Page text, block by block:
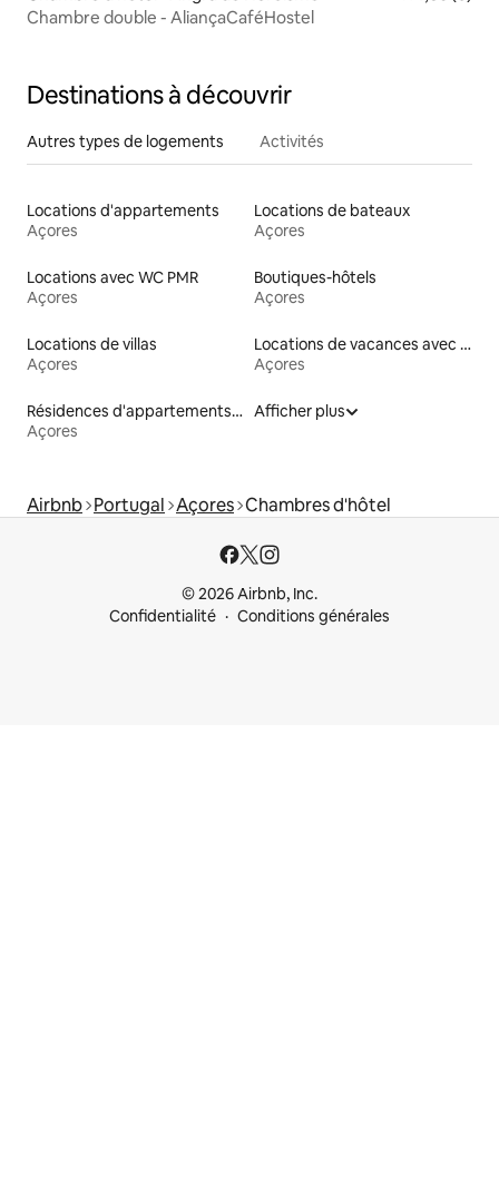
Chambre double - AliançaCaféHostel
Destinations à découvrir
Autres types de logements Activités
Locations d'appartements
Açores
Locations de bateaux
Açores
Locations avec WC PMR
Açores
Boutiques-hôtels
Açores
Locations de villas
Açores
Locations de vacances avec piscine
Açores
Résidences d'appartements en location
Açores
Afficher plus
Airbnb Portugal Açores Chambres d'hôtel
© 2026 Airbnb, Inc.
Confidentialité
Conditions générales